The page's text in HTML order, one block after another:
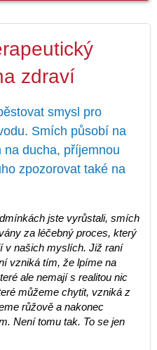
zdraví
smysl pro
Smích působí na
na ducha, příjemnou
zpozorovat také na
jste vyrůstali, smích
za léčebný proces, který
v našich myslích. Již raní
vzniká tím, že lpíme na
ale nemají s realitou nic
můžeme chytit, vzniká z
růžově a nakonec
Není tomu tak. To se jen